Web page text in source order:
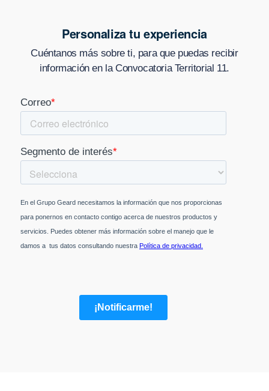
Personaliza tu experiencia
Cuéntanos más sobre ti, para que puedas recibir
información en la Convocatoria Territorial 11.